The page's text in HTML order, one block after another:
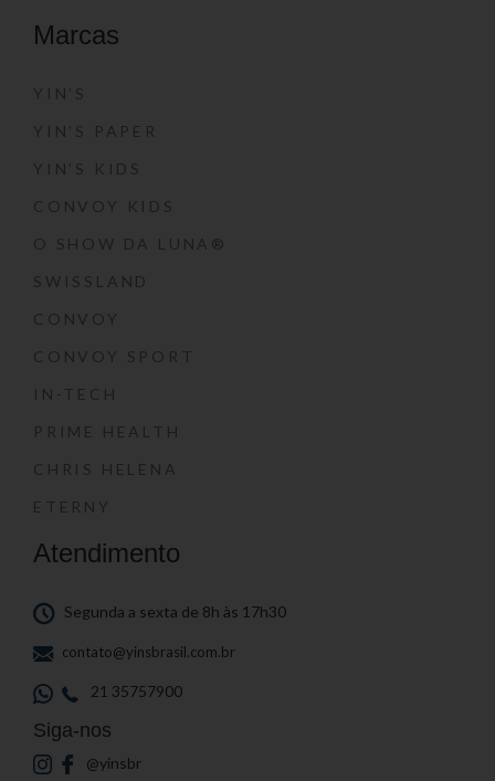
Marcas
YIN’S
YIN’S PAPER
YIN’S KIDS
CONVOY KIDS
O SHOW DA LUNA®
SWISSLAND
CONVOY
CONVOY SPORT
IN-TECH
PRIME HEALTH
CHRIS HELENA
ETERNY
Atendimento
Segunda a sexta de 8h às 17h30
contato@yinsbrasil.com.br
21 35757900
Siga-nos
@yinsbr